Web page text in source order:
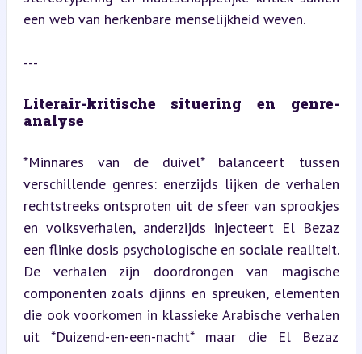
een web van herkenbare menselijkheid weven.
---
Literair-kritische situering en genre-
analyse
*Minnares van de duivel* balanceert tussen
verschillende genres: enerzijds lijken de verhalen
rechtstreeks ontsproten uit de sfeer van sprookjes
en volksverhalen, anderzijds injecteert El Bezaz
een flinke dosis psychologische en sociale realiteit.
De verhalen zijn doordrongen van magische
componenten zoals djinns en spreuken, elementen
die ook voorkomen in klassieke Arabische verhalen
uit *Duizend-en-een-nacht* maar die El Bezaz